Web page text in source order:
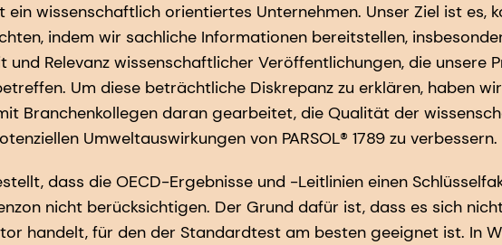
wissenschaftlich orientiertes Unternehmen. Unser Ziel ist es,
indem wir sachliche Informationen bereitstellen,
und Relevanz wissenschaftlicher Veröffentlichungen, die unsere
Um diese beträchtliche Diskrepanz zu erklären, haben wir
Branchenkollegen daran gearbeitet, die Qualität der
Umweltauswirkungen von PARSOL® 1789 zu verbessern.
dass die OECD-Ergebnisse und -Leitlinien einen
nicht berücksichtigen. Der Grund dafür ist, dass es sich
handelt, für den der Standardtest am besten geeignet ist. In